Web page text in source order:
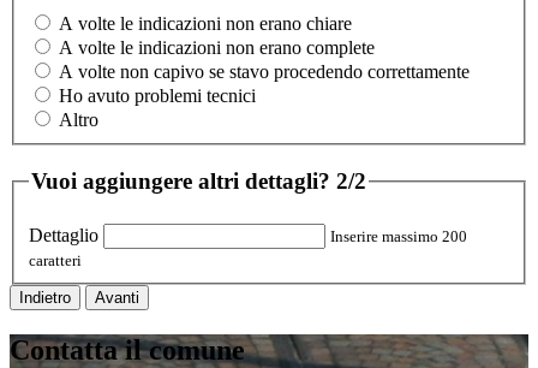
A volte le indicazioni non erano chiare
A volte le indicazioni non erano complete
A volte non capivo se stavo procedendo correttamente
Ho avuto problemi tecnici
Altro
Vuoi aggiungere altri dettagli? 2/2
Dettaglio
Inserire massimo 200
caratteri
Indietro Avanti
Contatta il comune